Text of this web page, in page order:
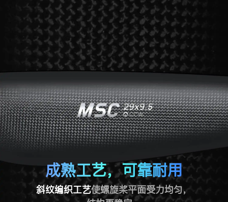
成熟工艺，可靠耐用
斜纹编织工艺使螺旋桨平面受力均匀，